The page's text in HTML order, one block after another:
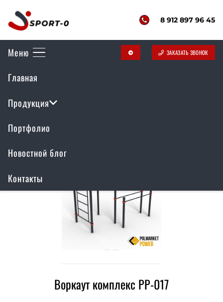
8 912 897 96 45
Меню
Главная
Продукция
Портфолио
Новостной блог
Контакты
telegram ЗАКАЗАТЬ ЗВОНОК
Спортивные площадки
Воркаут комплекс РР-017